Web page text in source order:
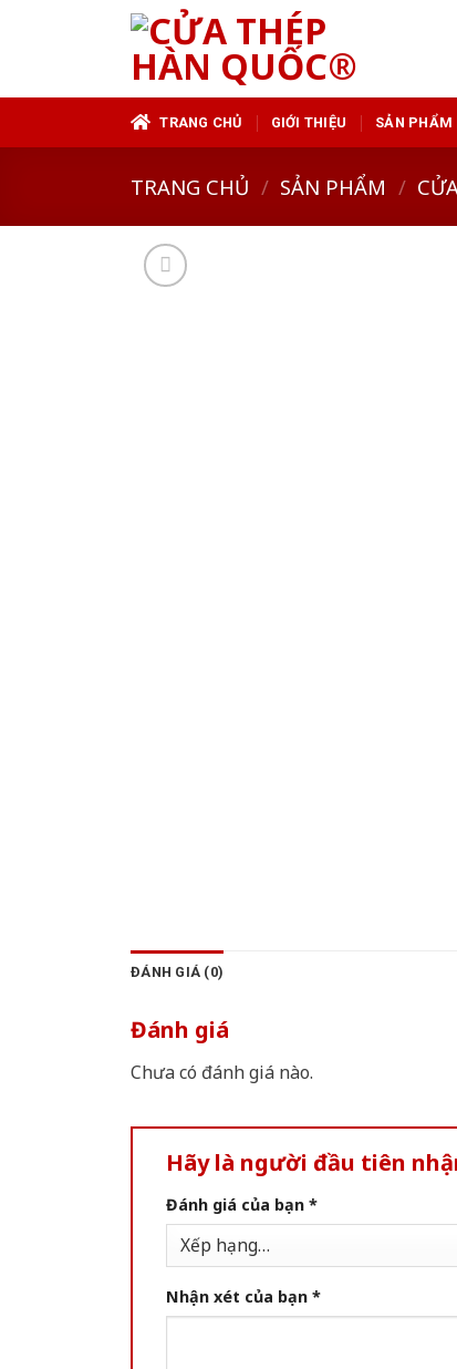
TRANG CHỦ GIỚI THIỆU SẢN PHẨM
TRANG CHỦ / SẢN PHẨM /
ĐÁNH GIÁ (0)
Đánh giá
Chưa có đánh giá nào.
Hãy là người đầu tiên
Đánh giá của bạn *
Nhận xét của bạn *